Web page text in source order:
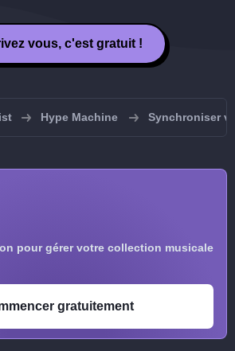
vous, c'est gratuit !
Hype Machine Synchroniser
pour gérer votre collection musicale
gratuitement